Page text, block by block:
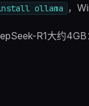
ollama ，
R1大约4GB